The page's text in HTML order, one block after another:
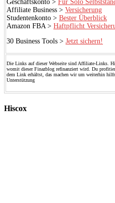
Geschäftskonto > Für Solo
Affiliate Business > Versicherung
Studentenkonto > Bester Überblick
Amazon FBA > Haftpflicht
30 Business Tools > Jetzt sichern!
Die Links auf dieser Webseite sind Affiliate-Links.
womit dieser Finazblog refinanziert wird. Du
dem Link erhältst, das machen wir um weiterhin
Unterstützung
Hiscox